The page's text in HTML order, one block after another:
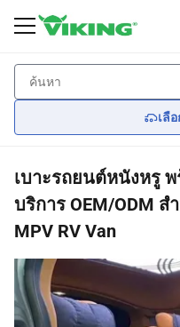
เลื
กลับ
ยาง
กลับ
ระงับ
เครื่องยนต์
กลับ
ชุดแต่งรอบคัน
ป้องกันเกรล
กลับ
ไฟท้าย
กลับ
Car Seat Covers
เบาะรถยนต์หนังหรู
บริการ OEM/ODM
MPV RV Van